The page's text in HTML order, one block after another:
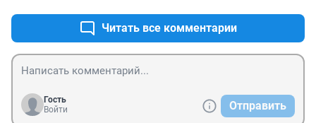
Читать все комментарии
Гость
Войти
Отправить